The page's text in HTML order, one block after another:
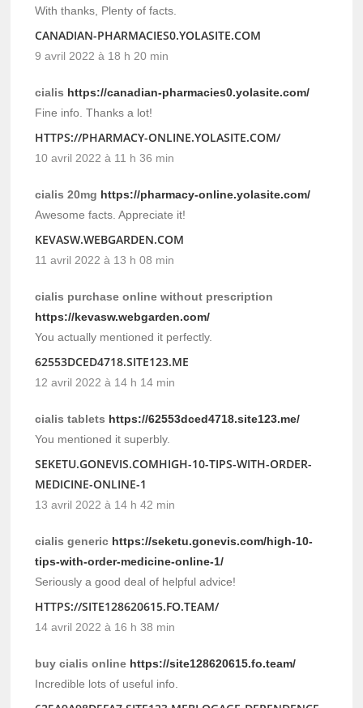
With thanks, Plenty of facts.
CANADIAN-PHARMACIES0.YOLASITE.COM
9 avril 2022 à 18 h 20 min
cialis https://canadian-pharmacies0.yolasite.com/
Fine info. Thanks a lot!
HTTPS://PHARMACY-ONLINE.YOLASITE.COM/
10 avril 2022 à 11 h 36 min
cialis 20mg https://pharmacy-online.yolasite.com/
Awesome facts. Appreciate it!
KEVASW.WEBGARDEN.COM
11 avril 2022 à 13 h 08 min
cialis purchase online without prescription
https://kevasw.webgarden.com/
You actually mentioned it perfectly.
62553DCED4718.SITE123.ME
12 avril 2022 à 14 h 14 min
cialis tablets https://62553dced4718.site123.me/
You mentioned it superbly.
SEKETU.GONEVIS.COMHIGH-10-TIPS-WITH-ORDER-
MEDICINE-ONLINE-1
13 avril 2022 à 14 h 42 min
cialis generic https://seketu.gonevis.com/high-10-
tips-with-order-medicine-online-1/
Seriously a good deal of helpful advice!
HTTPS://SITE128620615.FO.TEAM/
14 avril 2022 à 16 h 38 min
buy cialis online https://site128620615.fo.team/
Incredible lots of useful info.